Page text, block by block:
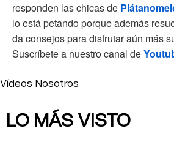
responden las chicas de
lo está petando porque además
da consejos para disfrutar aún más
Suscríbete a nuestro canal de
Vídeos Nosotros
LO MÁS VISTO